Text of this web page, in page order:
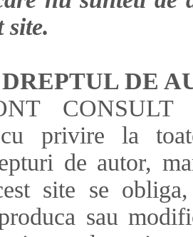
site.
DE
CONSULT
cu privire la
de autor,
site se
sau